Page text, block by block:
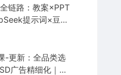
链路：教案×PPT
提示词×豆包
-更新：全品类选
广告精细化｜新